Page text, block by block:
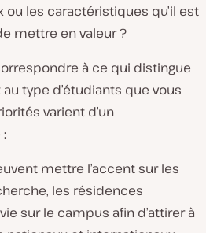
ou les caractéristiques qu’il est
mettre en valeur ?
à ce qui distingue
type d’étudiants que vous
varient d’un
mettre l’accent sur les
les résidences
sur le campus afin d’attirer à